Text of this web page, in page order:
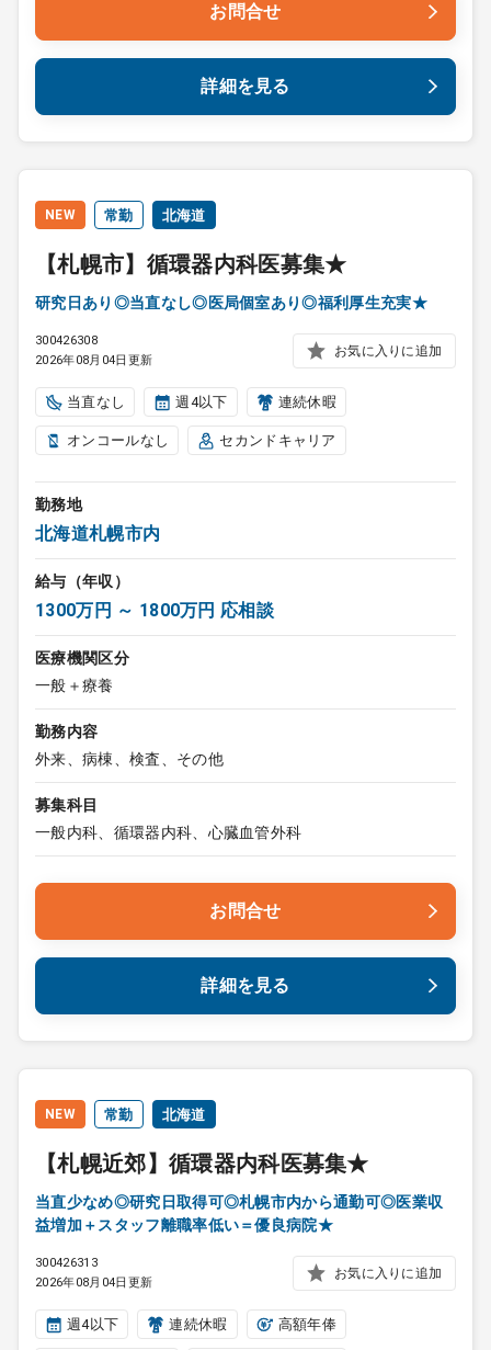
お問合せ
詳細を見る
NEW 常勤 北海道
【札幌市】循環器内科医募集★
研究日あり◎当直なし◎医局個室あり◎福利厚生充実★
300426308
2026年08月04日更新
お気に入りに追加
当直なし 週4以下 連続休暇
オンコールなし セカンドキャリア
勤務地
北海道札幌市内
給与（年収）
1300万円 ～ 1800万円 応相談
医療機関区分
一般＋療養
勤務内容
外来、病棟、検査、その他
募集科目
一般内科、循環器内科、心臓血管外科
お問合せ
詳細を見る
NEW 常勤 北海道
【札幌近郊】循環器内科医募集★
当直少なめ◎研究日取得可◎札幌市内から通勤可◎医業収
益増加＋スタッフ離職率低い＝優良病院★
300426313
2026年08月04日更新
お気に入りに追加
週4以下 連続休暇 高額年俸